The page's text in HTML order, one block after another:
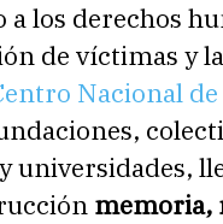
a los derechos
de víctimas y
Nacional
universidades,
memoria,